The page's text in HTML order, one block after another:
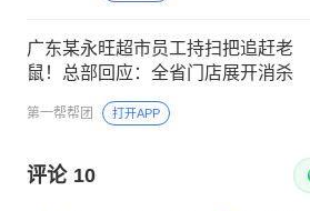
广东某永旺超市员工持扫把追赶老
鼠！总部回应：全省门店展开消杀
第一帮帮团 打开APP
评论 10